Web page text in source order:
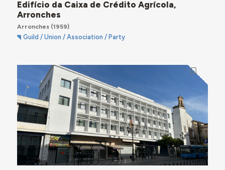
Edifício da Caixa de Crédito Agrícola,
Arronches
Arronches(1959)
Guild / Union / Association / Party